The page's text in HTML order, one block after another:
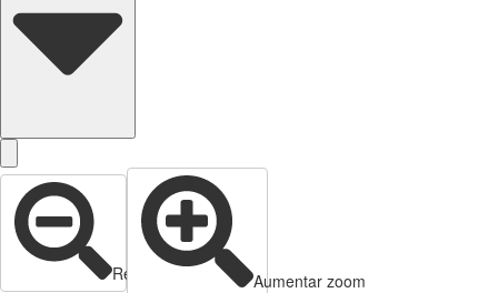
Reducir zoom Aumentar zoom